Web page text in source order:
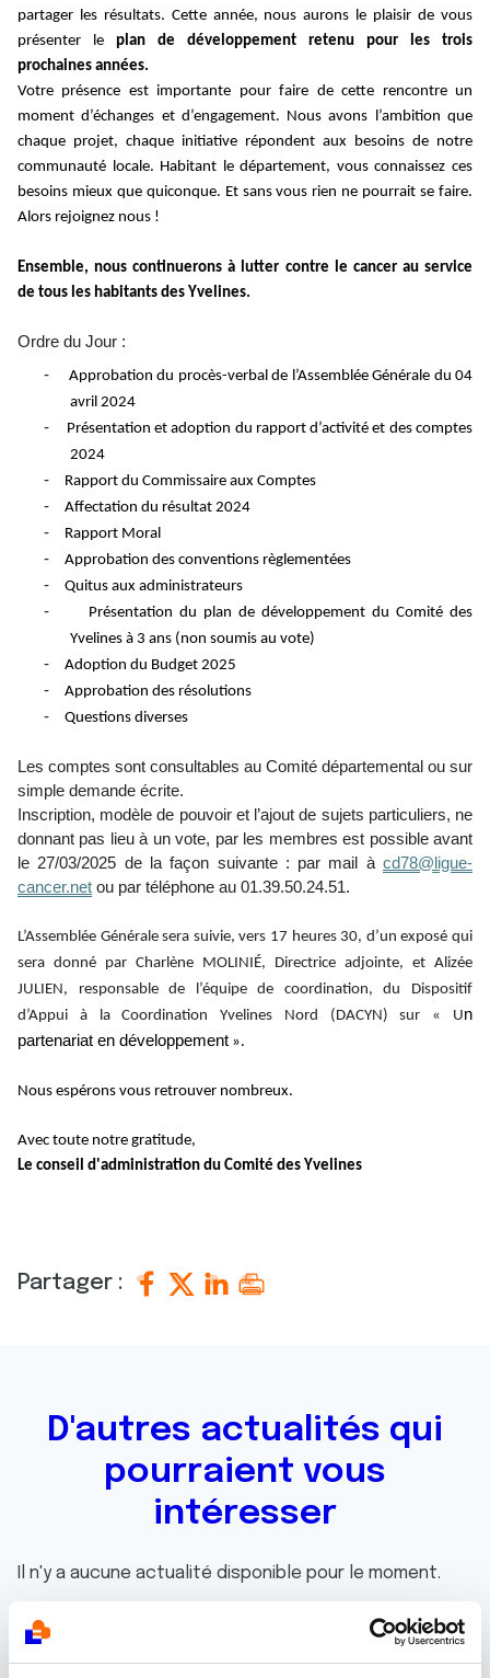
partager les résultats. Cette année, nous aurons le plaisir de vous
présenter le plan de développement retenu
pour les trois
prochaines années.
Votre présence est importante pour faire de cette rencontre un
moment d’échanges et d’engagement. Nous avons l’ambition que
chaque projet, chaque initiative répondent aux besoins de notre
communauté locale. Habitant le département, vous connaissez ces
besoins mieux que quiconque. Et sans vous rien ne pourrait se faire.
Alors rejoignez nous !
Ensemble, nous continuerons à lutter contre le cancer au service
de tous les habitants des Yvelines.
Ordre du Jour :
-
Approbation du procès-verbal de l’Assemblée Générale du 04
avril 2024
-
Présentation et adoption du rapport d’activité et des comptes
2024
- Rapport du Commissaire aux Comptes
- Affectation du résultat 2024
- Rapport Moral
- Approbation des conventions règlementées
- Quitus aux administrateurs
-
Présentation du plan de développement du Comité des
Yvelines à 3 ans (non soumis au vote)
- Adoption du Budget 2025
- Approbation des résolutions
- Questions diverses
Les comptes sont consultables au Comité départemental ou sur
simple demande écrite.
Inscription, modèle de pouvoir et l’ajout de sujets particuliers, ne
donnant pas lieu à un vote, par les membres est possible avant
le 27/03/2025 de la façon suivante : par mail à cd78@ligue-
cancer.net ou par téléphone au 01.39.50.24.51.
L’Assemblée Générale sera suivie, vers 17 heures 30, d’un exposé qui
sera donné par Charlène MOLINIÉ, Directrice adjointe, et Alizée
JULIEN, responsable de l’équipe de coordination, du Dispositif
d’Appui à la Coordination Yvelines Nord (DACYN) sur « Un
partenariat en développement ».
Nous espérons vous retrouver nombreux.
Avec toute notre gratitude,
Le conseil d'administration du Comité des Yvelines
Partager :
D'autres actualités qui
pourraient vous
intéresser
Il n'y a aucune actualité disponible pour le moment.